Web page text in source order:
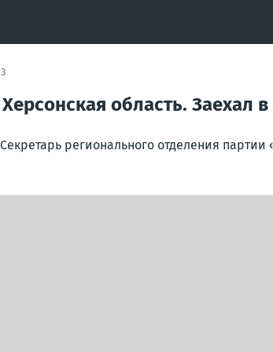
область. Заехал в
регионального отделения